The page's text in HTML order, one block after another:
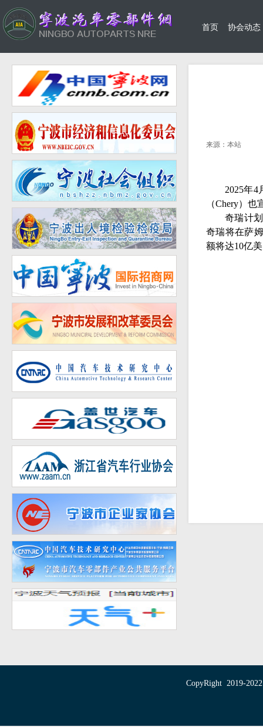
首页 协会动态
来源：本站
2025年4
（Chery）也
奇瑞计
奇瑞将在萨
额将达10亿
CopyRight 2019-